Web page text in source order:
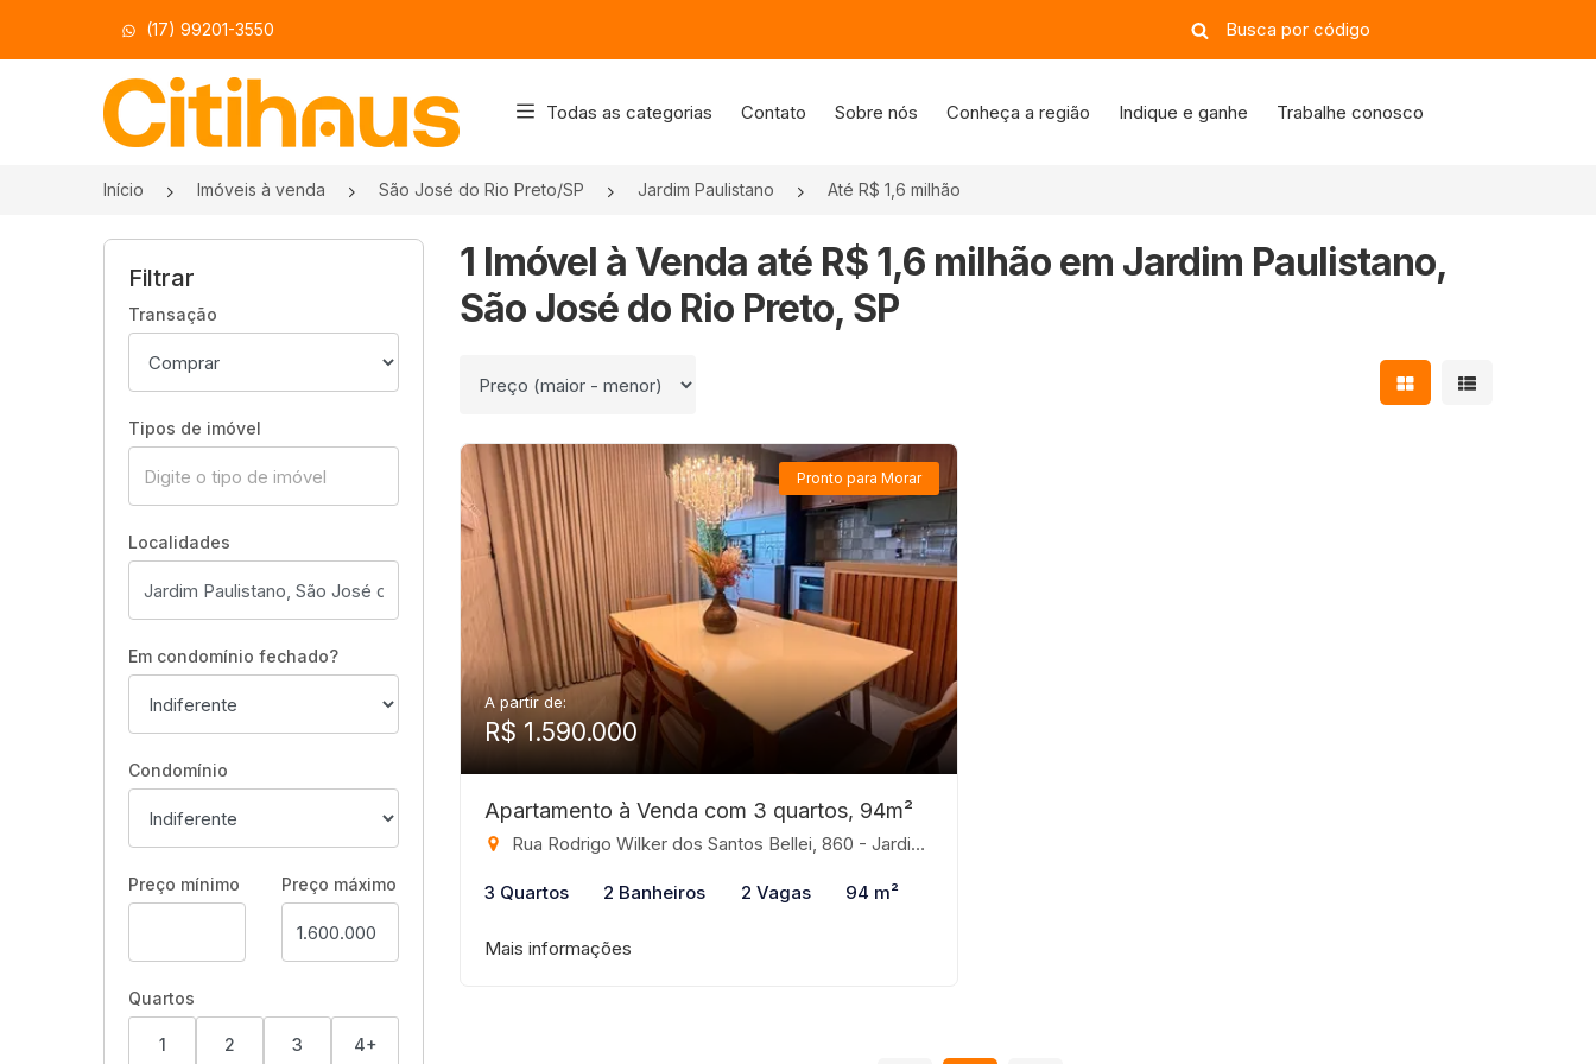
(17) 99201-3550
Página inicial
Todas as categorias Contato Sobre nós Conheça a região Indique e ganhe Trabalhe conosco
Início Imóveis à venda São José do Rio Preto/SP Jardim Paulistano Até R$ 1,6 milhão
Filtrar
Transação
Tipos de imóvel
Localidades
Em condomínio fechado?
Condomínio
Preço mínimo Preço máximo
Quartos
1 2 3 4+
1 Imóvel à Venda até R$ 1,6 milhão em Jardim Paulistano,
São José do Rio Preto, SP
Ordenar por Mostrar resultados
Mostrar
Pronto para Morar
A partir de:
R$ 1.590.000
Apartamento à Venda com 3 quartos, 94m²
Rua Rodrigo Wilker dos Santos Bellei, 860 - Jardim Paulistano, São José do Rio Preto-SP
3 Quartos 2 Banheiros 2 Vagas 94 m²
Mais informações